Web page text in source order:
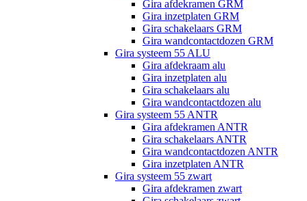
Gira afdekramen GRM
Gira inzetplaten GRM
Gira schakelaars GRM
Gira wandcontactdozen GRM
Gira systeem 55 ALU
Gira afdekraam alu
Gira inzetplaten alu
Gira schakelaars alu
Gira wandcontactdozen alu
Gira systeem 55 ANTR
Gira afdekramen ANTR
Gira schakelaars ANTR
Gira wandcontactdozen ANTR
Gira inzetplaten ANTR
Gira systeem 55 zwart
Gira afdekramen zwart